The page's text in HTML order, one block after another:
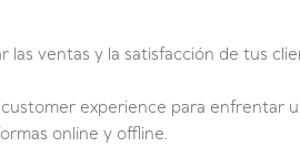
las ventas y la satisfacción de tus
experience para enfrentar
online y offline.